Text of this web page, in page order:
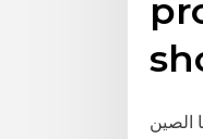
الصين